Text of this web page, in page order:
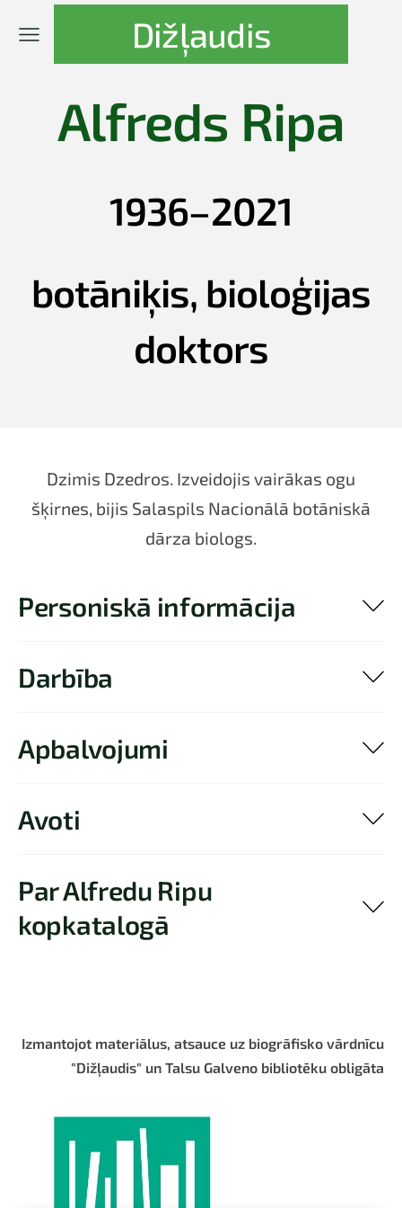
Dižļaudis
Alfreds Ripa
1936–2021
botāniķis, bioloģijas
doktors
Dzimis Dzedros. Izveidojis vairākas ogu
šķirnes, bijis Salaspils Nacionālā botāniskā
dārza biologs.
Personiskā informācija
Darbība
Apbalvojumi
Avoti
Par Alfredu Ripu
kopkatalogā
Izmantojot materiālus, atsauce uz biogrāfisko vārdnīcu
"Dižļaudis" un Talsu Galveno bibliotēku obligāta